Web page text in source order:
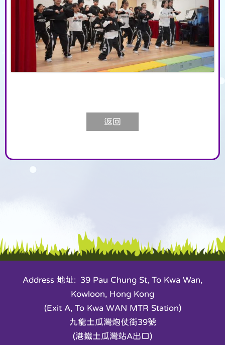
返回
Address 地址: 39 Pau Chung St, To Kwa Wan,
Kowloon, Hong Kong
(Exit A, To Kwa WAN MTR Station)
九龍土瓜灣炮仗街39號
(港鐵土瓜灣站A出口)